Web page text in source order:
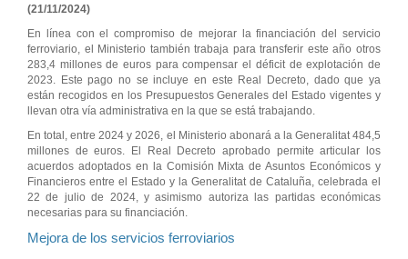
(21/11/2024)
En línea con el compromiso de mejorar la financiación del servicio
ferroviario, el Ministerio también trabaja para transferir este año otros
283,4 millones de euros para compensar el déficit de explotación de
2023. Este pago no se incluye en este Real Decreto, dado que ya
están recogidos en los Presupuestos Generales del Estado vigentes y
llevan otra vía administrativa en la que se está trabajando.
En total, entre 2024 y 2026, el Ministerio abonará a la Generalitat 484,5
millones de euros. El Real Decreto aprobado permite articular los
acuerdos adoptados en la Comisión Mixta de Asuntos Económicos y
Financieros entre el Estado y la Generalitat de Cataluña, celebrada el
22 de julio de 2024, y asimismo autoriza las partidas económicas
necesarias para su financiación.
Mejora de los servicios ferroviarios